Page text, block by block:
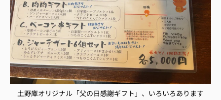
土野庫オリジナル「父の日感謝ギフト」、いろいろあります